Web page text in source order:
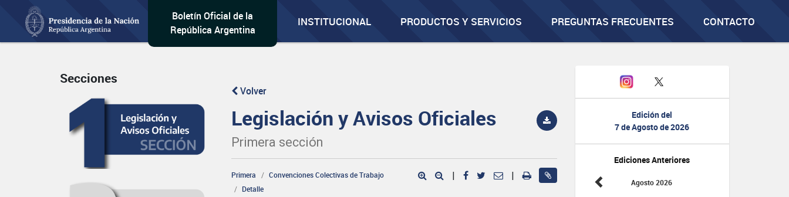
Boletín Oficial de la
República Argentina
INSTITUCIONAL PRODUCTOS Y SERVICIOS PREGUNTAS FRECUENTES CONTACTO
Edición del
7 de Agosto de 2026
Ediciones Anteriores
Agosto 2026
Secciones
Volver
Legislación y Avisos Oficiales
Primera sección
Primera
Convenciones Colectivas de Trabajo
Detalle
| |